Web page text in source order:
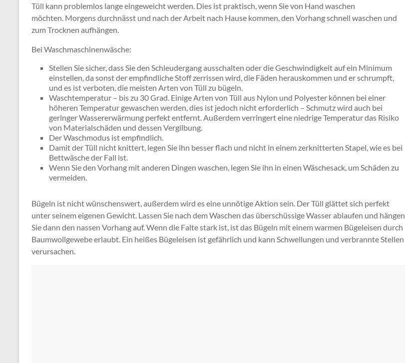
Tüll kann problemlos lange eingeweicht werden. Dies ist praktisch, wenn Sie von Hand waschen
möchten. Morgens durchnässt und nach der Arbeit nach Hause kommen, den Vorhang schnell waschen und
zum Trocknen aufhängen.
Bei Waschmaschinenwäsche:
Stellen Sie sicher, dass Sie den Schleudergang ausschalten oder die Geschwindigkeit auf ein Minimum
einstellen, da sonst der empfindliche Stoff zerrissen wird, die Fäden herauskommen und er schrumpft,
und es ist verboten, die meisten Arten von Tüll zu bügeln.
Waschtemperatur – bis zu 30 Grad. Einige Arten von Tüll aus Nylon und Polyester können bei einer
höheren Temperatur gewaschen werden, dies ist jedoch nicht erforderlich – Schmutz wird auch bei
geringer Wassererwärmung perfekt entfernt. Außerdem verringert eine niedrige Temperatur das Risiko
von Materialschäden und dessen Vergilbung.
Der Waschmodus ist empfindlich.
Damit der Tüll nicht knittert, legen Sie ihn besser flach und nicht in einem zerknitterten Stapel, wie es bei
Bettwäsche der Fall ist.
Wenn Sie den Vorhang mit anderen Dingen waschen, legen Sie ihn in einen Wäschesack, um Schäden zu
vermeiden.
Bügeln ist nicht wünschenswert, außerdem wird es eine unnötige Aktion sein. Der Tüll glättet sich perfekt
unter seinem eigenen Gewicht. Lassen Sie nach dem Waschen das überschüssige Wasser ablaufen und hängen
Sie dann den nassen Vorhang auf. Wenn die Falte stark ist, ist das Bügeln mit einem warmen Bügeleisen durch
Baumwollgewebe erlaubt. Ein heißes Bügeleisen ist gefährlich und kann Schwellungen und verbrannte Stellen
verursachen.